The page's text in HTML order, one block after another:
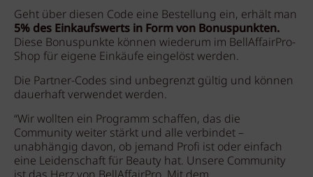
Geht über diesen Code eine Bestellung ein, erhält man
5% des Einkaufswerts in Form von Bonuspunkten.
Diese Bonuspunkte können wiederum im BellAffairPro-
Shop für eigene Einkäufe eingelöst werden.
Die Partner-Codes sind unbegrenzt gültig und können
dauerhaft verwendet werden.
“Wir wollten ein Programm schaffen, das die
Community weiter stärkt und alle verbindet –
unabhängig davon, ob jemand Profi ist oder einfach
eine Leidenschaft für Beauty hat. Unsere Community